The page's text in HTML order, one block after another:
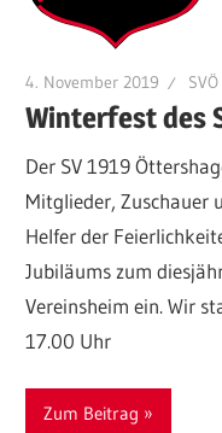
4. November 2019
Winterfest des
Der SV 1919
Mitglieder, Zuschauer
Helfer der
Jubiläums zum
Vereinsheim ein. Wir
17.00 Uhr
Zum Beitrag